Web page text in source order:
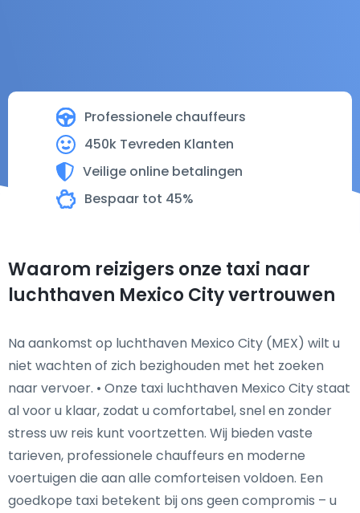
Professionele chauffeurs
450k Tevreden Klanten
Veilige online betalingen
Bespaar tot 45%
Waarom reizigers onze taxi naar
luchthaven Mexico City vertrouwen
Na aankomst op luchthaven Mexico City (MEX) wilt u
niet wachten of zich bezighouden met het zoeken
naar vervoer. • Onze taxi luchthaven Mexico City staat
al voor u klaar, zodat u comfortabel, snel en zonder
stress uw reis kunt voortzetten. Wij bieden vaste
tarieven, professionele chauffeurs en moderne
voertuigen die aan alle comforteisen voldoen. Een
goedkope taxi betekent bij ons geen compromis – u